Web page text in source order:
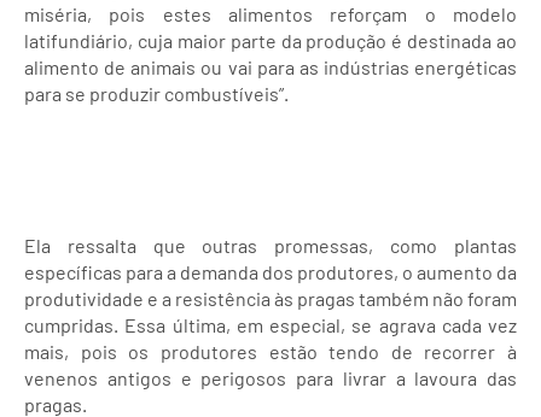
miséria, pois estes alimentos reforçam o modelo
latifundiário, cuja maior parte da produção é destinada ao
alimento de animais ou vai para as indústrias energéticas
para se produzir combustíveis”.
Ela ressalta que outras promessas, como plantas
específicas para a demanda dos produtores, o aumento da
produtividade e a resistência às pragas também não foram
cumpridas. Essa última, em especial, se agrava cada vez
mais, pois os produtores estão tendo de recorrer à
venenos antigos e perigosos para livrar a lavoura das
pragas.